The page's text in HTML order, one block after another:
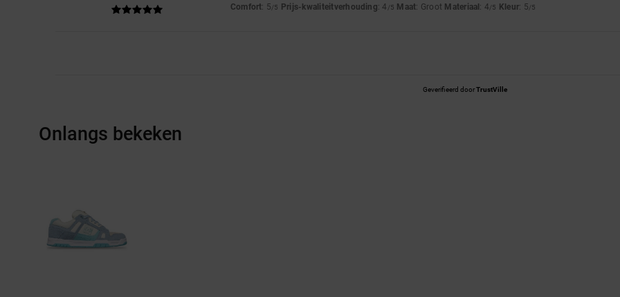
Comfort: 5/5 Prijs-kwaliteitverhouding: 4 /5 Maat: Groot Materiaal : 4/5 Kleur: 5/5
Geverifieerd doorTrustVille
Onlangs bekeken